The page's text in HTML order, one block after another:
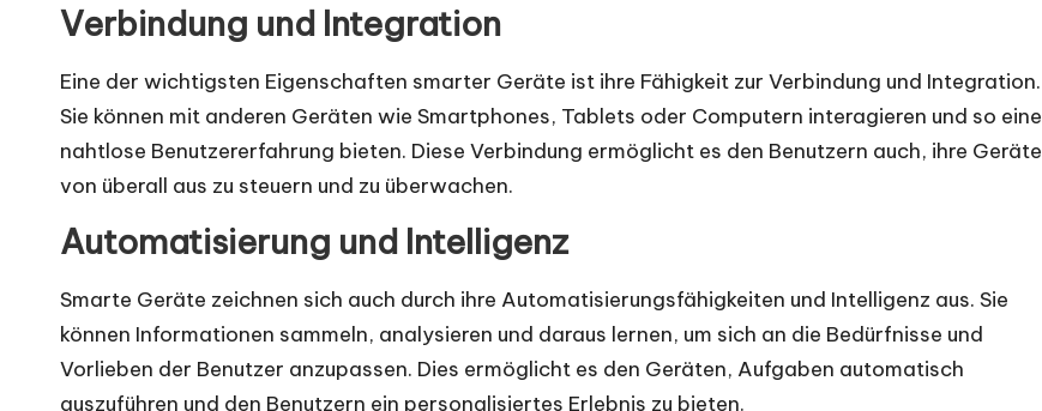
Verbindung und Integration
Eine der wichtigsten Eigenschaften smarter Geräte ist ihre Fähigkeit zur Verbindung und Integration.
Sie können mit anderen Geräten wie Smartphones, Tablets oder Computern interagieren und so eine
nahtlose Benutzererfahrung bieten. Diese Verbindung ermöglicht es den Benutzern auch, ihre Geräte
von überall aus zu steuern und zu überwachen.
Automatisierung und Intelligenz
Smarte Geräte zeichnen sich auch durch ihre Automatisierungsfähigkeiten und Intelligenz aus. Sie
können Informationen sammeln, analysieren und daraus lernen, um sich an die Bedürfnisse und
Vorlieben der Benutzer anzupassen. Dies ermöglicht es den Geräten, Aufgaben automatisch
auszuführen und den Benutzern ein personalisiertes Erlebnis zu bieten.